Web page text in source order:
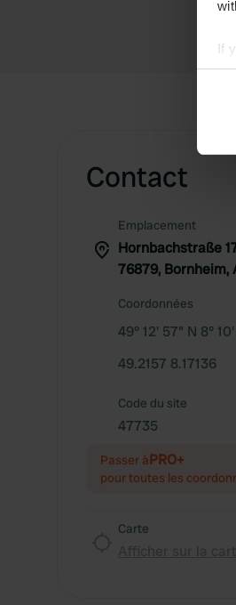
If
Contact
Emplacement
Hornbachstraße
76879, Bornheim,
Coordonnées
49° 12' 57" N 8°
49.2157 8.17136
Code du site
47735
Passer àPRO+
pour toutes les
Carte